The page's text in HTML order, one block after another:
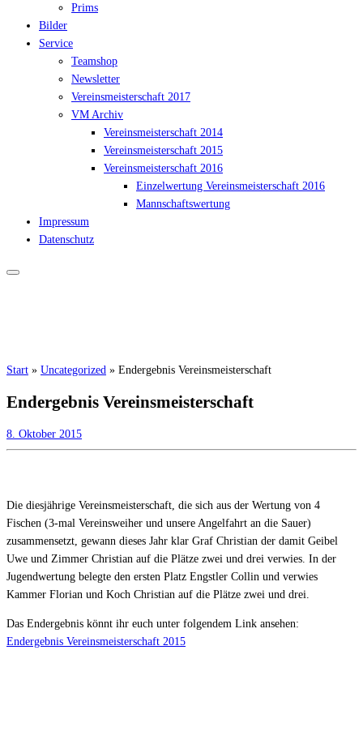
Prims
Bilder
Service
Teamshop
Newsletter
Vereinsmeisterschaft 2017
VM Archiv
Vereinsmeisterschaft 2014
Vereinsmeisterschaft 2015
Vereinsmeisterschaft 2016
Einzelwertung Vereinsmeisterschaft 2016
Mannschaftswertung
Impressum
Datenschutz
Start » Uncategorized » Endergebnis Vereinsmeisterschaft
Endergebnis Vereinsmeisterschaft
8. Oktober 2015
Die diesjährige Vereinsmeisterschaft, die sich aus der Wertung von 4
Fischen (3-mal Vereinsweiher und unsere Angelfahrt an die Sauer)
zusammensetzt, gewann dieses Jahr klar Graf Christian der damit Geibel
Uwe und Zimmer Christian auf die Plätze zwei und drei verwies. In der
Jugendwertung belegte den ersten Platz Engstler Collin und verwies
Kammer Florian und Koch Christian auf die Plätze zwei und drei.
Das Endergebnis könnt ihr euch unter folgendem Link ansehen:
Endergebnis Vereinsmeisterschaft 2015